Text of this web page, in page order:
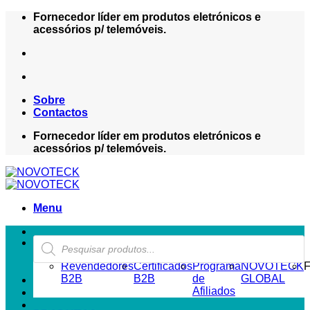
Skip
Fornecedor líder em produtos eletrónicos e
acessórios p/ telemóveis.
Sobre
Contactos
Fornecedor líder em produtos eletrónicos e
acessórios p/ telemóveis.
Menu
Products
search
ZONA REVENDEDOR-B2B
Revendedores
B2B
Certificados
B2B
Programa
de
Afiliados
NOVOTECK
GLOBAL